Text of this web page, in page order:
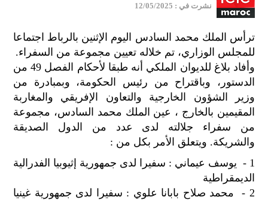
نشرت في : 12/05/2025
ترأس الملك محمد السادس اليوم الإثنين بالرباط اجتماعا
للمجلس الوزاري، تم خلاله تعيين مجموعة من السفراء.
وأفاد بلاغ للديوان الملكي أنه طبقا لأحكام الفصل 49 من
الدستور، وباقتراح من رئيس الحكومة، وبمبادرة من
وزير الشؤون الخارجية والتعاون الإفريقي والمغاربة
المقيمين بالخارج ، عين الملك محمد السادس، مجموعة
من سفراء جلالته لدى عدد من الدول الصديقة
والشريكة. ويتعلق الأمر بكل من :
1 - يوسف عيماني : سفيرا لدى جمهورية إثيوبيا الفدرالية
الديمقراطية
2 - محمد صلاح بابانا علوي : سفيرا لدى جمهورية غينيا